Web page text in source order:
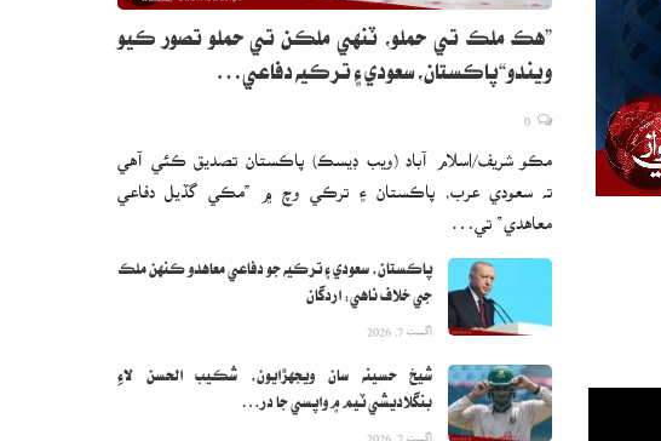
”هڪ ملڪ تي حملو، ٽنهي ملڪن تي حملو تصور ڪيو
ويندو“پاڪستان، سعودي ۽ ترڪيه دفاعي…
مڪو شريف/اسلام آباد (ويب ڊيسڪ) پاڪستان تصديق ڪئي آهي
ته سعودي عرب، پاڪستان ۽ ترڪي وچ ۾ ”مڪي گڏيل دفاعي
معاهدي“ تي…
پاڪستان، سعودي ۽ ترڪيه جو دفاعي معاهدو ڪنهن ملڪ
جي خلاف ناهي: اردگان
اگست 7, 2026
شيخ حسينه سان ويجهڙايون، شڪيب الحسن لاءِ
بنگلاديشي ٽيم ۾ واپسي جا در…
اگست 7, 2026